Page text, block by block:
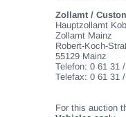
Zollamt /
Hauptzollamt
Zollamt Mainz
Robert-Koch-
55129 Mainz
Telefon: 0 61 31
Telefax: 0 61 31
For this auction